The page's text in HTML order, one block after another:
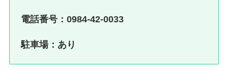
電話番号：0984‐42‐0033
駐車場：あり